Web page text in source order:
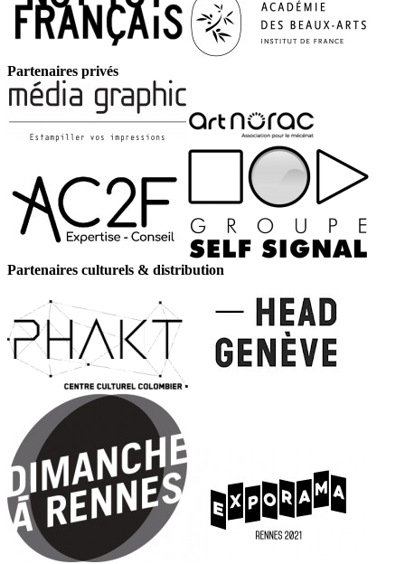
Partenaires privés
Partenaires culturels & distribution